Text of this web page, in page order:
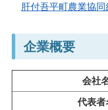
肝付吾平町農業協
企業概要
会社
代表者